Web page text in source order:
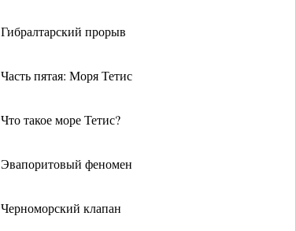
Гибралтарский прорыв
Часть пятая: Моря Тетис
Что такое море Тетис?
Эвапоритовый феномен
Черноморский клапан